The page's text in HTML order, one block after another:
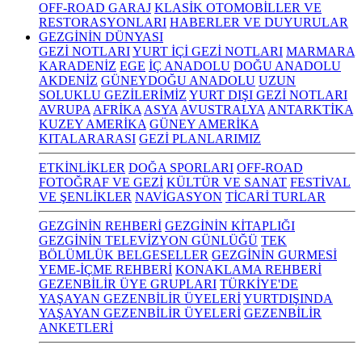
OFF-ROAD GARAJ KLASİK OTOMOBİLLER VE
RESTORASYONLARI HABERLER VE DUYURULAR
GEZGİNİN DÜNYASI
GEZİ NOTLARIYURT İÇİ GEZİ NOTLARI MARMARA
KARADENİZ EGE İÇ ANADOLU DOĞU ANADOLU
AKDENİZ GÜNEYDOĞU ANADOLU UZUN
SOLUKLU GEZİLERİMİZ YURT DIŞI GEZİ NOTLARI
AVRUPA AFRİKA ASYA AVUSTRALYA ANTARKTİKA
KUZEY AMERİKA GÜNEY AMERİKA
KITALARARASI GEZİ PLANLARIMIZ
ETKİNLİKLER DOĞA SPORLARI OFF-ROAD
FOTOĞRAF VE GEZİ KÜLTÜR VE SANAT FESTİVAL
VE ŞENLİKLER NAVİGASYON TİCARİ TURLAR
GEZGİNİN REHBERİ GEZGİNİN KİTAPLIĞI
GEZGİNİN TELEVİZYON GÜNLÜĞÜ TEK
BÖLÜMLÜK BELGESELLER GEZGİNİN GURMESİ
YEME-İÇME REHBERİ KONAKLAMA REHBERİ
GEZENBİLİR ÜYE GRUPLARI TÜRKİYE'DE
YAŞAYAN GEZENBİLİR ÜYELERİYURTDIŞINDA
YAŞAYAN GEZENBİLİR ÜYELERİ GEZENBİLİR
ANKETLERİ